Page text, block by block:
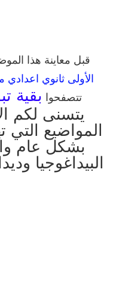
قبل معاينة هذا
الأولى ثانوي اعدادي
تتصفحوا بقية
يتسنى لكم
المواضيع التي
بشكل عام
البيداغوجيا